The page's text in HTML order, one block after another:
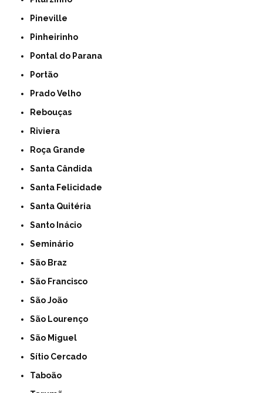
Pineville
Pinheirinho
Pontal do Parana
Portão
Prado Velho
Rebouças
Riviera
Roça Grande
Santa Cândida
Santa Felicidade
Santa Quitéria
Santo Inácio
Seminário
São Braz
São Francisco
São João
São Lourenço
São Miguel
Sítio Cercado
Taboão